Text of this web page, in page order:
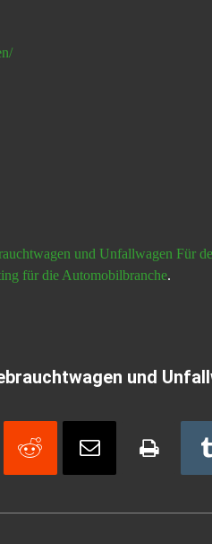
und Unfallwagen Für
für die Automobilbranche.
und